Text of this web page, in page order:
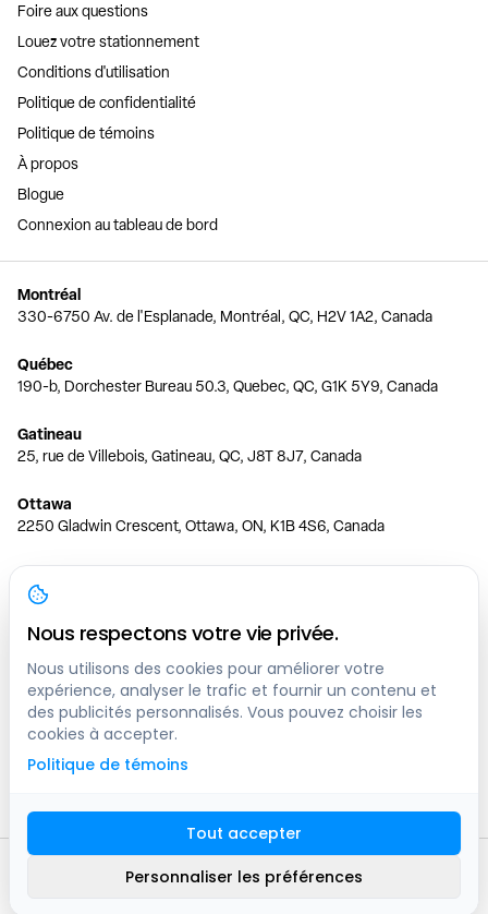
Foire aux questions
Louez votre stationnement
Conditions d'utilisation
Politique de confidentialité
Politique de témoins
À propos
Blogue
Connexion au tableau de bord
Montréal
330-6750 Av. de l'Esplanade, Montréal, QC, H2V 1A2, Canada
Québec
190-b, Dorchester Bureau 50.3, Quebec, QC, G1K 5Y9, Canada
Gatineau
25, rue de Villebois, Gatineau, QC, J8T 8J7, Canada
Ottawa
2250 Gladwin Crescent, Ottawa, ON, K1B 4S6, Canada
Toronto
150 Ferrand Dr, 6th Floor, Toronto, ON, M3C 3E5, Canada
Vancouver
1200 W 73rd Ave #1415, Vancouver, BC, V6P 6G5, Canada
Calgary
444 5 Ave SW #400 Calgary, AB, T2P 2T8, Canada
2016 -2026
Plan du site
Nous respectons votre vie privée.
Nous utilisons des cookies pour améliorer votre
expérience, analyser le trafic et fournir un contenu et
des publicités personnalisés. Vous pouvez choisir les
cookies à accepter.
Politique de témoins
Tout accepter
Personnaliser les préférences